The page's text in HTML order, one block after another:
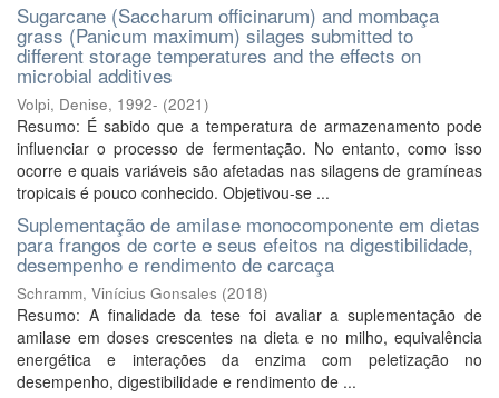
Sugarcane (Saccharum officinarum) and mombaça
grass (Panicum maximum) silages submitted to
different storage temperatures and the effects on
microbial additives
Volpi, Denise, 1992- (2021)
Resumo: É sabido que a temperatura de armazenamento pode
influenciar o processo de fermentação. No entanto, como isso
ocorre e quais variáveis são afetadas nas silagens de gramíneas
tropicais é pouco conhecido. Objetivou-se ...
Suplementação de amilase monocomponente em dietas
para frangos de corte e seus efeitos na digestibilidade,
desempenho e rendimento de carcaça
Schramm, Vinícius Gonsales (2018)
Resumo: A finalidade da tese foi avaliar a suplementação de
amilase em doses crescentes na dieta e no milho, equivalência
energética e interações da enzima com peletização no
desempenho, digestibilidade e rendimento de ...